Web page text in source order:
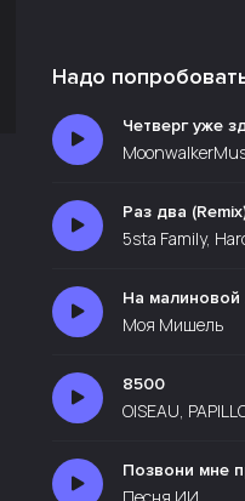
Надо
Четверг уже
Раз два
5sta Family,
На малиновой
Моя Мишель
8500
OISEAU,
Позвони мне